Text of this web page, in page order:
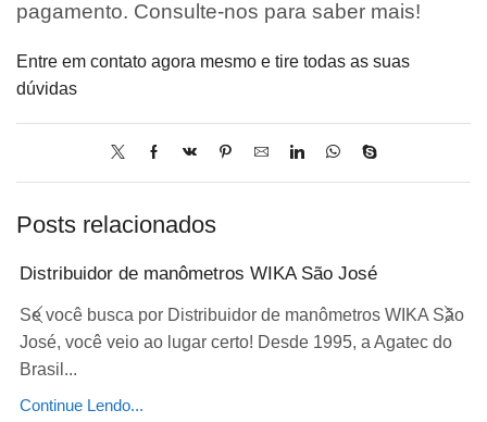
pagamento. Consulte-nos para saber mais!
Entre em contato agora mesmo e tire todas as suas
dúvidas
Posts relacionados
Distribuidor de manômetros WIKA São José
Se você busca por Distribuidor de manômetros WIKA São
José, você veio ao lugar certo! Desde 1995, a Agatec do
Brasil...
Continue Lendo...